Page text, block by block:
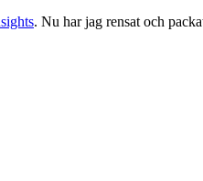
. Nu har jag rensat och